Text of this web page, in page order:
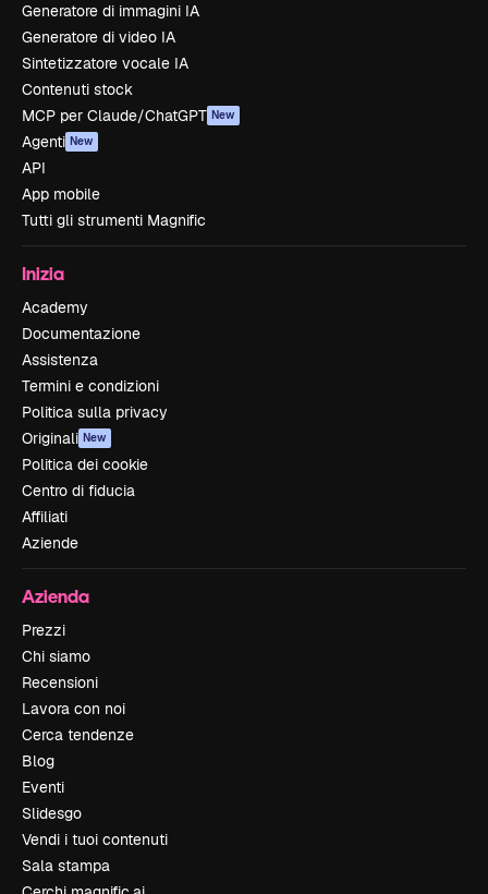
Generatore di immagini IA
Generatore di video IA
Sintetizzatore vocale IA
Contenuti stock
MCP per Claude/ChatGPT New
Agenti New
API
App mobile
Tutti gli strumenti Magnific
Inizia
Academy
Documentazione
Assistenza
Termini e condizioni
Politica sulla privacy
Originali New
Politica dei cookie
Centro di fiducia
Affiliati
Aziende
Azienda
Prezzi
Chi siamo
Recensioni
Lavora con noi
Cerca tendenze
Blog
Eventi
Slidesgo
Vendi i tuoi contenuti
Sala stampa